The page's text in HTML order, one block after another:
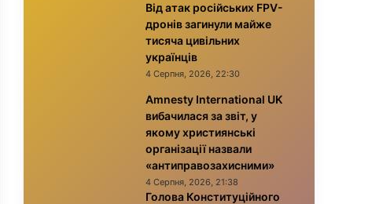
Від атак російських FPV-
дронів загинули майже
тисяча цивільних
українців
4 Серпня, 2026, 22:30
Amnesty International UK
вибачилася за звіт, у
якому християнські
організації назвали
«антиправозахисними»
4 Серпня, 2026, 21:38
Голова Конституційного